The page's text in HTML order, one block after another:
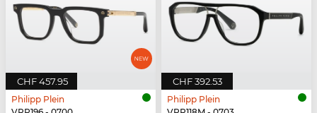
CHF 457.95
Philipp Plein
CHF 392.53
Philipp Plein